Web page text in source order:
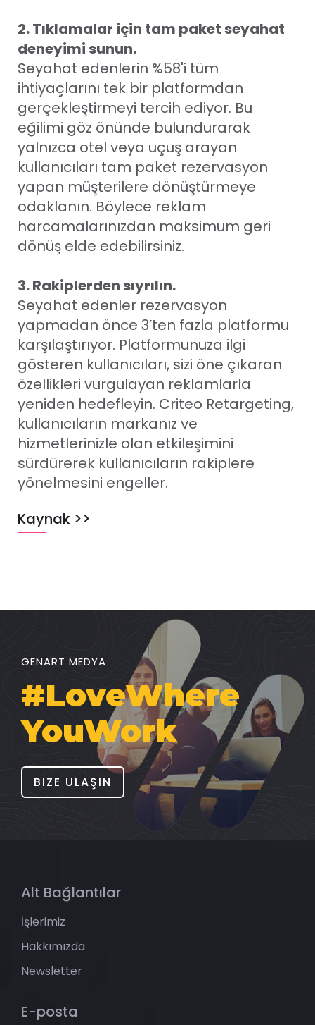
2. Tıklamalar için tam paket seyahat
deneyimi sunun.
Seyahat edenlerin %58'i tüm
ihtiyaçlarını tek bir platformdan
gerçekleştirmeyi tercih ediyor. Bu
eğilimi göz önünde bulundurarak
yalnızca otel veya uçuş arayan
kullanıcıları tam paket rezervasyon
yapan müşterilere dönüştürmeye
odaklanın. Böylece reklam
harcamalarınızdan maksimum geri
dönüş elde edebilirsiniz.
3. Rakiplerden sıyrılın.
Seyahat edenler rezervasyon
yapmadan önce 3’ten fazla platformu
karşılaştırıyor. Platformunuza ilgi
gösteren kullanıcıları, sizi öne çıkaran
özellikleri vurgulayan reklamlarla
yeniden hedefleyin. Criteo Retargeting,
kullanıcıların markanız ve
hizmetlerinizle olan etkileşimini
sürdürerek kullanıcıların rakiplere
yönelmesini engeller.
Kaynak >>
GENART MEDYA
#LoveWhere
YouWork
BIZE ULAŞIN
Alt Bağlantılar
İşlerimiz
Hakkımızda
Newsletter
E-posta